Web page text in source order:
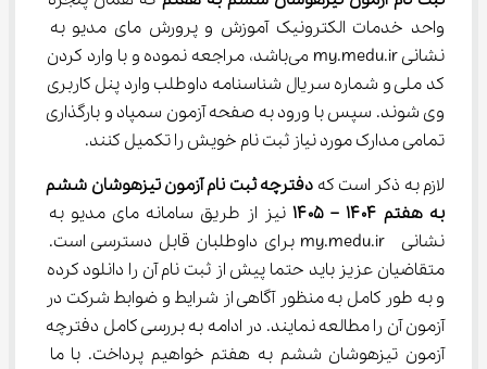
واحد خدمات الکترونیک آموزش و پرورش مای مدیو به
نشانی my.medu.ir می‌باشد، مراجعه نموده و با وارد کردن
کد ملی و شماره سریال شناسنامه داوطلب وارد پنل کاربری
وی شوند. سپس با ورود به صفحه آزمون سمپاد و بارگذاری
تمامی مدارک مورد نیاز ثبت نام خویش را تکمیل کنند.
لازم به ذکر است که دفترچه ثبت نام آزمون تیزهوشان ششم
به هفتم ۱۴۰۴ – ۱۴۰۵
نیز از طریق سامانه مای مدیو به
نشانی  my.medu.ir برای داوطلبان قابل دسترسی است.
متقاضیان عزیز باید حتما پیش از ثبت نام آن را دانلود کرده
و به طور کامل به منظور آگاهی از شرایط و ضوابط شرکت در
آزمون آن را مطالعه نمایند. در ادامه به بررسی کامل دفترچه
آزمون تیزهوشان ششم به هفتم خواهیم پرداخت. با ما